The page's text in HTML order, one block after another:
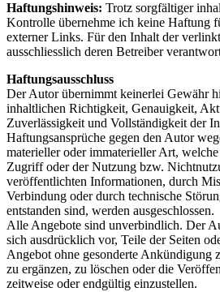
Haftungshinweis: Trotz sorgfältiger
Kontrolle übernehme ich keine Haftung
externer Links. Für den Inhalt der
ausschliesslich deren Betreiber
Haftungsausschluss
Der Autor übernimmt keinerlei Gewähr
inhaltlichen Richtigkeit, Genauigkeit,
Zuverlässigkeit und Vollständigkeit der
Haftungsansprüche gegen den Autor
materieller oder immaterieller Art, welche
Zugriff oder der Nutzung bzw.
veröffentlichten Informationen, durch
Verbindung oder durch technische
entstanden sind, werden ausgeschlossen.
Alle Angebote sind unverbindlich. Der
sich ausdrücklich vor, Teile der Seiten
Angebot ohne gesonderte Ankündigung
zu ergänzen, zu löschen oder die
zeitweise oder endgültig einzustellen.